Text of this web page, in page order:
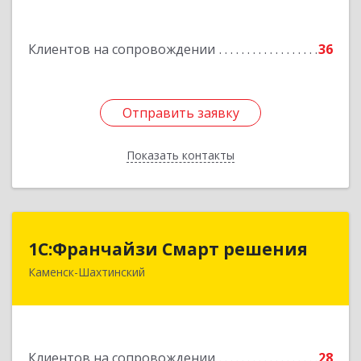
Клиентов на сопровождении 36
Отправить заявку
Показать контакты
Отправить заявку
Назад
1С:Франчайзи Смарт решения
Каменск-Шахтинский
1С:Франчайзи Смарт решения
347800, Ростовская обл, Каменск-Шахтинский г,